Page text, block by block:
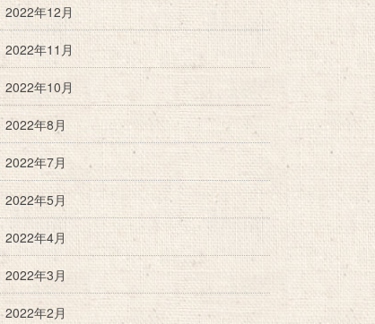
2022年12月
2022年11月
2022年10月
2022年8月
2022年7月
2022年5月
2022年4月
2022年3月
2022年2月